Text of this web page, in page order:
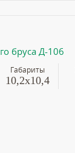
бруса Д-106
Габариты
10,2х10,4